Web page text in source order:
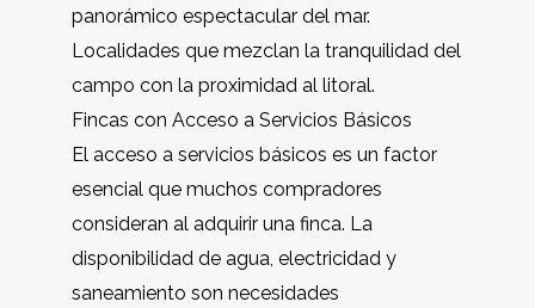
panorámico espectacular del mar.
Localidades que mezclan la tranquilidad del
campo con la proximidad al litoral.
Fincas con Acceso a Servicios Básicos
El acceso a servicios básicos es un factor
esencial que muchos compradores
consideran al adquirir una finca. La
disponibilidad de agua, electricidad y
saneamiento son necesidades